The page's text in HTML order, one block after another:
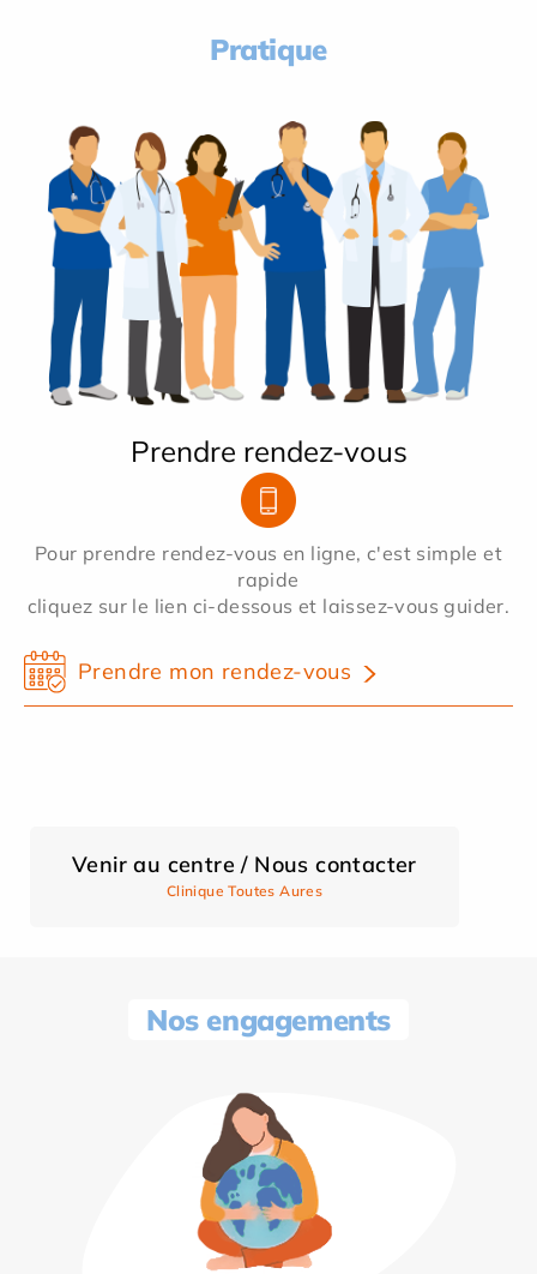
Pratique
Prendre rendez-vous
Pour prendre rendez-vous en ligne, c'est simple et
rapide
cliquez sur le lien ci-dessous et laissez-vous guider.
Prendre mon rendez-vous
Venir au centre / Nous contacter
Clinique Toutes Aures
Nos engagements